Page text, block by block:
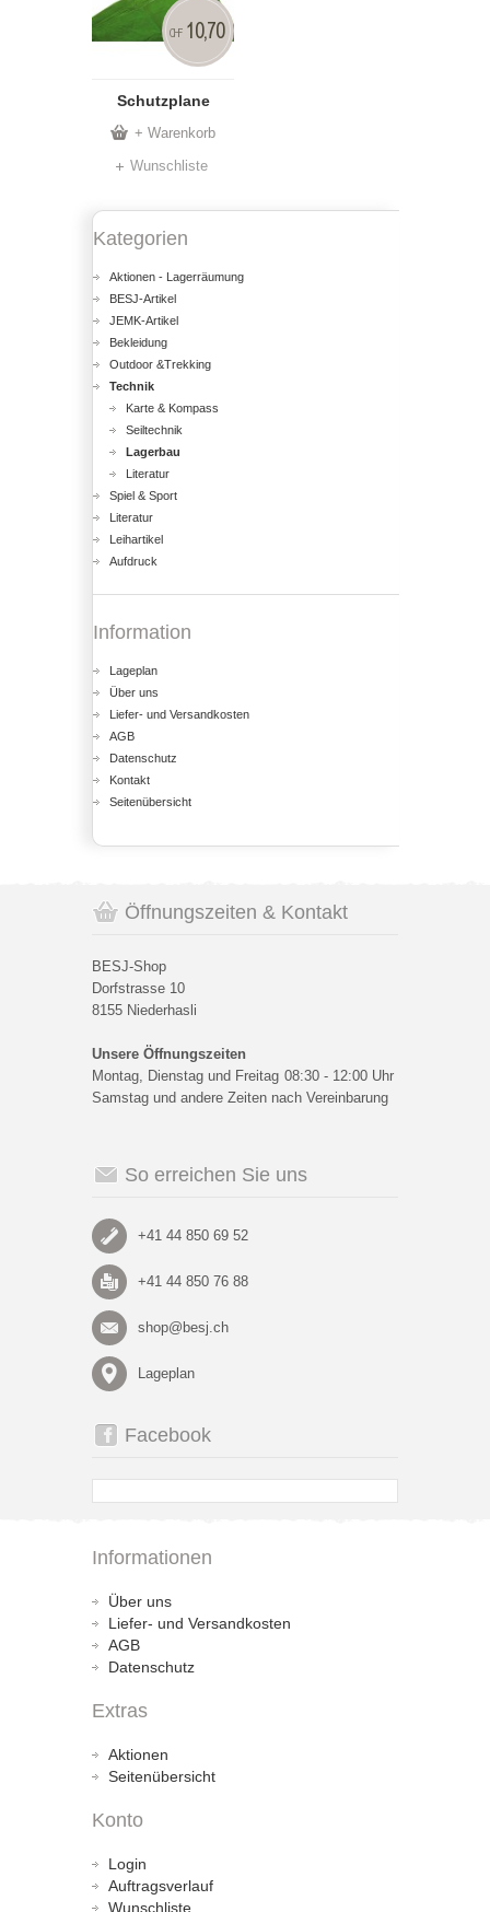
Schutzplane
CHF 10,70
+ Warenkorb
Wunschliste
Kategorien
Aktionen - Lagerräumung
BESJ-Artikel
JEMK-Artikel
Bekleidung
Outdoor &Trekking
Technik
Karte & Kompass
Seiltechnik
Lagerbau
Literatur
Spiel & Sport
Literatur
Leihartikel
Aufdruck
Information
Lageplan
Über uns
Liefer- und Versandkosten
AGB
Datenschutz
Kontakt
Seitenübersicht
Öffnungszeiten & Kontakt
BESJ-Shop
Dorfstrasse 10
8155 Niederhasli
Unsere Öffnungszeiten
Montag, Dienstag und Freitag 08:30 - 12:00 Uhr
Samstag und andere Zeiten nach Vereinbarung
So erreichen Sie uns
+41 44 850 69 52
+41 44 850 76 88
shop@besj.ch
Lageplan
Facebook
Informationen
Über uns
Liefer- und Versandkosten
AGB
Datenschutz
Extras
Aktionen
Seitenübersicht
Konto
Login
Auftragsverlauf
Wunschliste